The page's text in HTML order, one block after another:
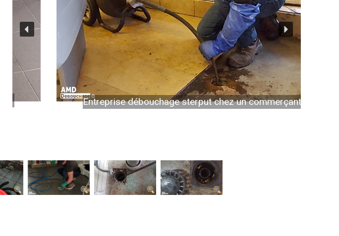
Entreprise débouchage sterput chez un commerçant